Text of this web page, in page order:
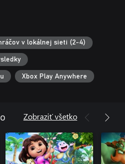
v lokálnej sieti (2-4)
Xbox Play Anywhere
Zobraziť všetko